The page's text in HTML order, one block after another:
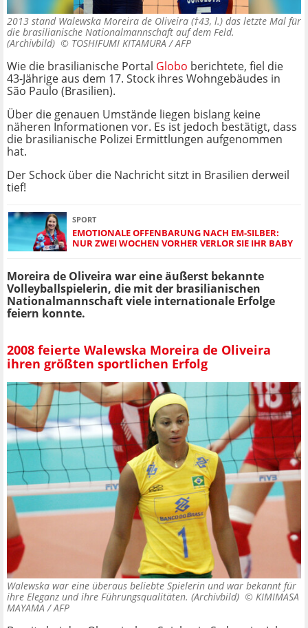
2013 stand Walewska Moreira de Oliveira (†43, l.) das letzte Mal für
die brasilianische Nationalmannschaft auf dem Feld.
(Archivbild) © TOSHIFUMI KITAMURA / AFP
Wie die brasilianische Portal Globo berichtete, fiel die
43-Jährige aus dem 17. Stock ihres Wohngebäudes in
São Paulo (Brasilien).
Über die genauen Umstände liegen bislang keine
näheren Informationen vor. Es ist jedoch bestätigt, dass
die brasilianische Polizei Ermittlungen aufgenommen
hat.
Der Schock über die Nachricht sitzt in Brasilien derweil
tief!
SPORT
EMOTIONALE OFFENBARUNG NACH EM-SILBER:
NUR ZWEI WOCHEN VORHER VERLOR SIE IHR BABY
Moreira de Oliveira war eine äußerst bekannte
Volleyballspielerin, die mit der brasilianischen
Nationalmannschaft viele internationale Erfolge
feiern konnte.
2008 feierte Walewska Moreira de Oliveira
ihren größten sportlichen Erfolg
Walewska war eine überaus beliebte Spielerin und war bekannt für
ihre Eleganz und ihre Führungsqualitäten. (Archivbild) © KIMIMASA
MAYAMA / AFP